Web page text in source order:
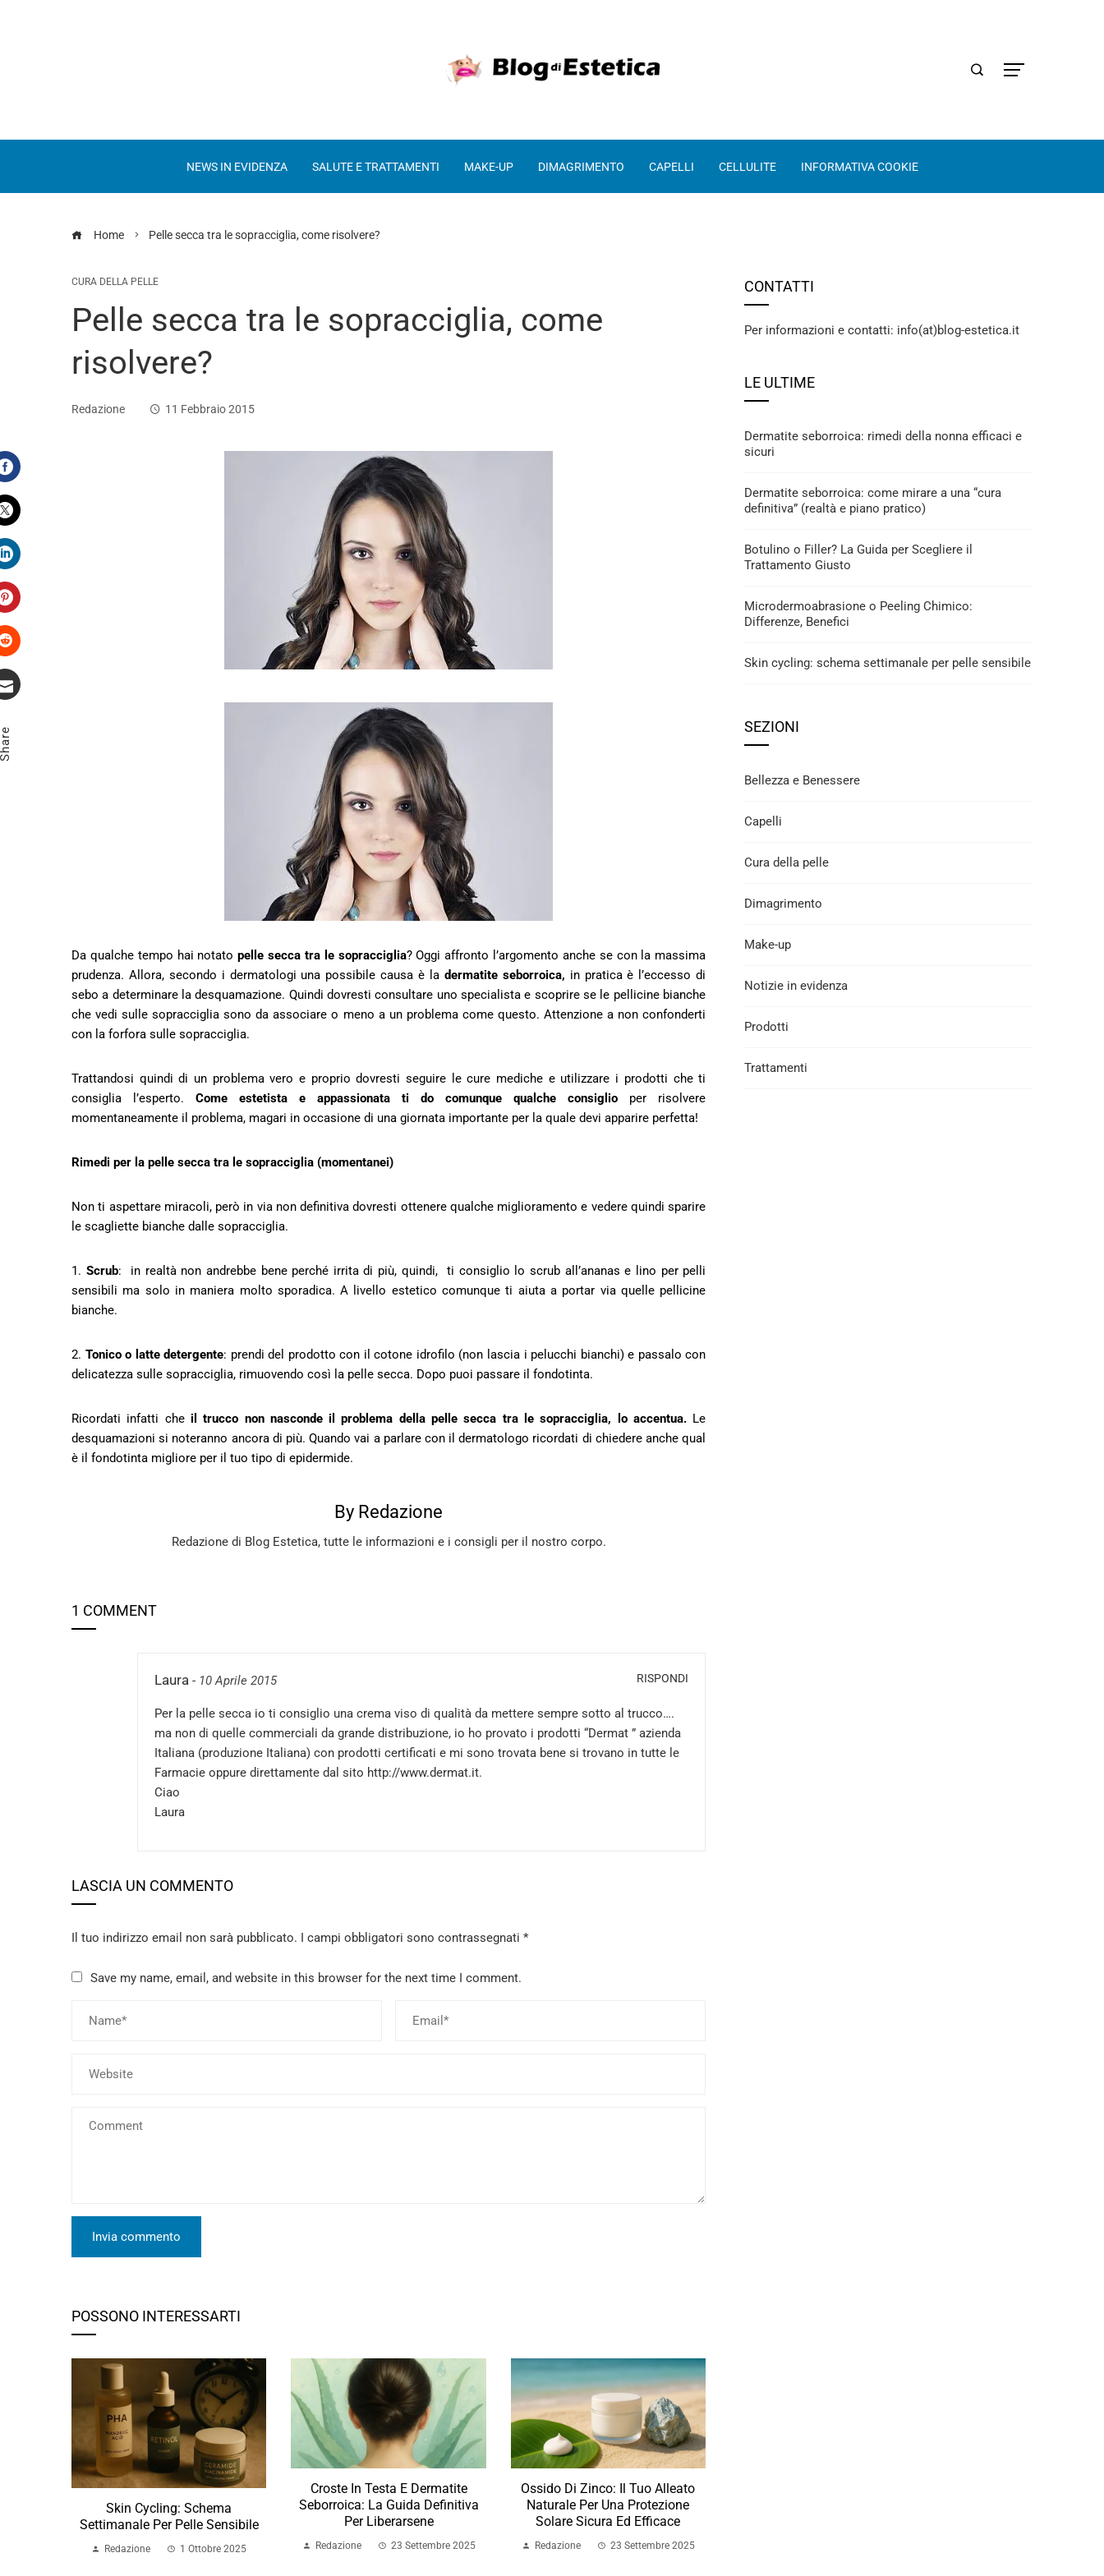
NEWS IN EVIDENZA SALUTE E TRATTAMENTI MAKE-UP DIMAGRIMENTO CAPELLI CELLULITE INFORMATIVA COOKIE
Home Pelle secca tra le sopracciglia, come risolvere?
CURA DELLA PELLE
Pelle secca tra le sopracciglia, come
risolvere?
Redazione 11 Febbraio 2015
Facebook
Twitter
LinkedIn
Pinterest
Stumbleupon
Da qualche tempo hai notatopelle secca tra le sopracciglia? Oggi affronto l’argomento anche se con la massima
prudenza. Allora, secondo i dermatologi una possibile causa è ladermatite seborroica, in pratica è l’eccesso di
sebo a determinare la desquamazione. Quindi dovresti consultare uno specialista e scoprire se le pellicine bianche
che vedi sulle sopracciglia sono da associare o meno a un problema come questo. Attenzione a non confonderti
con la forfora sulle sopracciglia.
Trattandosi quindi di un problema vero e proprio dovresti seguire le cure mediche e utilizzare i prodotti che ti
consiglia l’esperto.Come estetista e appassionata ti do comunque qualche consiglio per risolvere
momentaneamente il problema, magari in occasione di una giornata importante per la quale devi apparire perfetta!
Rimedi per la pelle secca tra le sopracciglia (momentanei)
Non ti aspettare miracoli, però in via non definitiva dovresti ottenere qualche miglioramento e vedere quindi sparire
le scagliette bianche dalle sopracciglia.
1. Scrub: in realtà non andrebbe bene perché irrita di più, quindi, ti consiglio lo scrub all’ananas e lino per pelli
sensibili ma solo in maniera molto sporadica. A livello estetico comunque ti aiuta a portar via quelle pellicine
bianche.
2. Tonico o latte detergente: prendi del prodotto con il cotone idrofilo (non lascia i pelucchi bianchi) e passalo con
delicatezza sulle sopracciglia, rimuovendo così la pelle secca. Dopo puoi passare il fondotinta.
Ricordati infatti cheil trucco non nasconde il problema della pelle secca tra le sopracciglia, lo accentua.Le
desquamazioni si noteranno ancora di più. Quando vai a parlare con il dermatologo ricordati di chiedere anche qual
è il fondotinta migliore per il tuo tipo di epidermide.
By Redazione
Redazione di Blog Estetica, tutte le informazioni e i consigli per il nostro corpo.
1 COMMENT
Laura - 10 Aprile 2015 RISPONDI
Per la pelle secca io ti consiglio una crema viso di qualità da mettere sempre sotto al trucco….
ma non di quelle commerciali da grande distribuzione, io ho provato i prodotti “Dermat ” azienda
Italiana (produzione Italiana) con prodotti certificati e mi sono trovata bene si trovano in tutte le
Farmacie oppure direttamente dal sito http://www.dermat.it.
Ciao
Laura
LASCIA UN COMMENTO
Il tuo indirizzo email non sarà pubblicato. I campi obbligatori sono contrassegnati *
Save my name, email, and website in this browser for the next time I comment.
POSSONO INTERESSARTI
Skin Cycling: Schema
Settimanale Per Pelle Sensibile
Redazione 1 Ottobre 2025
Croste In Testa E Dermatite
Seborroica: La Guida Definitiva
Per Liberarsene
Redazione 23 Settembre 2025
Ossido Di Zinco: Il Tuo Alleato
Naturale Per Una Protezione
Solare Sicura Ed Efficace
Redazione 23 Settembre 2025
CONTATTI
Per informazioni e contatti: info(at)blog-estetica.it
LE ULTIME
Dermatite seborroica: rimedi della nonna efficaci e
sicuri
Dermatite seborroica: come mirare a una “cura
definitiva” (realtà e piano pratico)
Botulino o Filler? La Guida per Scegliere il
Trattamento Giusto
Microdermoabrasione o Peeling Chimico:
Differenze, Benefici
Skin cycling: schema settimanale per pelle sensibile
SEZIONI
Bellezza e Benessere
Capelli
Cura della pelle
Dimagrimento
Make-up
Notizie in evidenza
Prodotti
Trattamenti